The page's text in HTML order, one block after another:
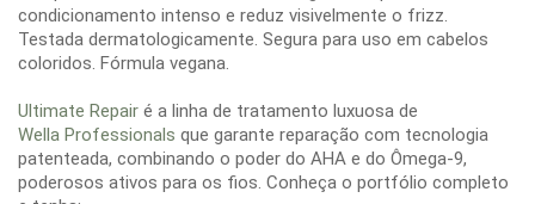
condicionamento intenso e reduz visivelmente o frizz.
Testada dermatologicamente. Segura para uso em cabelos
coloridos. Fórmula vegana.
Ultimate Repair é a linha de tratamento luxuosa de
Wella Professionals que garante reparação com tecnologia
patenteada, combinando o poder do AHA e do Ômega-9,
poderosos ativos para os fios. Conheça o portfólio completo